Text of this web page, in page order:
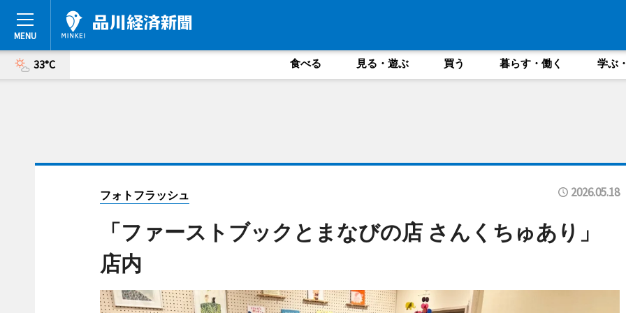
33°C 食べる 見る・遊ぶ 買う 暮らす・働く 学ぶ
フォトフラッシュ 2026.05.18
「ファーストブックとまなびの店 さんくちゅあり」
店内